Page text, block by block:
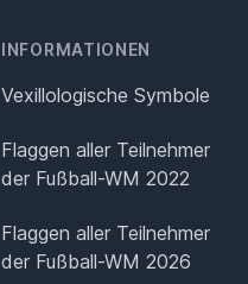
INFORMATIONEN
Vexillologische Symbole
Flaggen aller Teilnehmer
der Fußball-WM 2022
Flaggen aller Teilnehmer
der Fußball-WM 2026